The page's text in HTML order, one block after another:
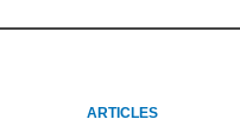
ARTICLES